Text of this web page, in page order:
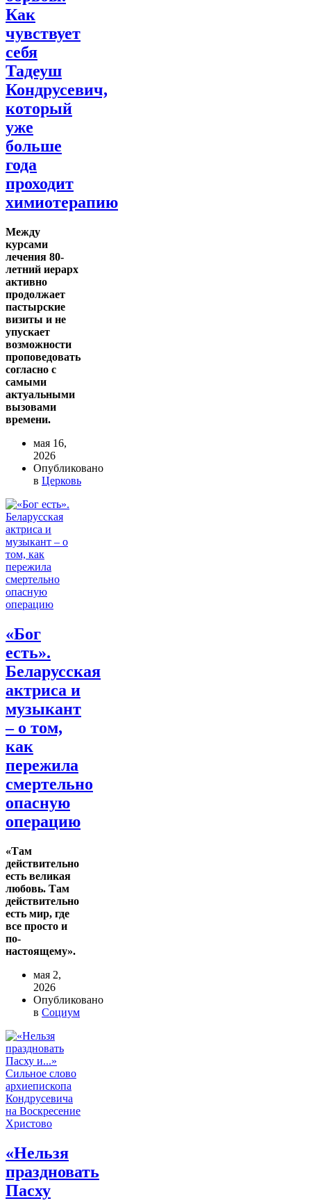
Как
чувствует
себя
Тадеуш
Кондрусевич,
который
уже
больше
года
проходит
химиотерапию
Между
курсами
лечения 80-
летний иерарх
активно
продолжает
пастырские
визиты и не
упускает
возможности
проповедовать
согласно с
самыми
актуальными
вызовами
времени.
мая 16,
2026
Опубликовано
в Церковь
«Бог
есть».
Беларусская
актриса и
музыкант
– о том,
как
пережила
смертельно
опасную
операцию
«Там
действительно
есть великая
любовь. Там
действительно
есть мир, где
все просто и
по-
настоящему».
мая 2,
2026
Опубликовано
в Социум
«Нельзя
праздновать
Пасху